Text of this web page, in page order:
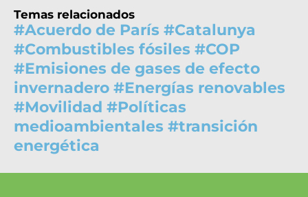
Temas relacionados
#Acuerdo de París #Catalunya
#Combustibles fósiles #COP
#Emisiones de gases de efecto
invernadero #Energías renovables
#Movilidad #Políticas
medioambientales #transición
energética